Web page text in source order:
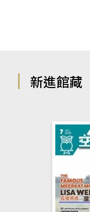
新進館藏